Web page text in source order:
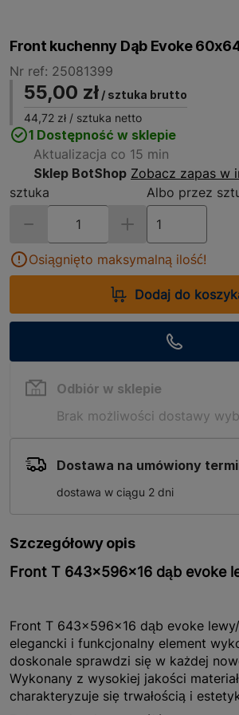
Front kuchenny Dąb Evoke
Nr ref: 25081399
55,00 zł / sztuka brutto
44,72 zł / sztuka netto
1 Dostępność w sklepie
Aktualizacja co 15 min
Sklep BotShop Zobacz zapas w
sztuka
Albo przez
Osiągnięto maksymalną ilość!
Dodaj do
Odbiór w sklepie
Brak możliwości dostawy
Dostawa na umówiony
dostawa w ciągu 2 dni
Szczegółowy opis
Front T 643x596x16 dąb evoke
Front T 643x596x16 dąb evoke
elegancki i funkcjonalny element
doskonale sprawdzi się w każdej
Wykonany z wysokiej jakości
charakteryzuje się trwałością i